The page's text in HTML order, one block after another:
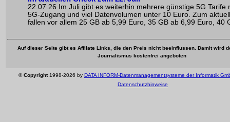
22.07.26 Im Juli gibt es weiterhin mehrere günstige 5G Tarife
5G-Zugang und viel Datenvolumen unter 10 Euro. Zum
fallen vor allem 25 GB ab 5,99 Euro, 35 GB ab 6,99 Euro, 40
Auf dieser Seite gibt es Affilate Links, die den Preis nicht beeinflussen. Damit wird
Journalismus kostenfrei angeboten
©Copyright1998-2026 by DATA INFORM-Datenmanagementsysteme der Informatik
Datenschutzhinweise